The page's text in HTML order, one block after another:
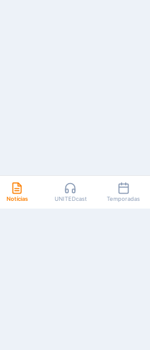
Notícias UNITEDcast Temporadas